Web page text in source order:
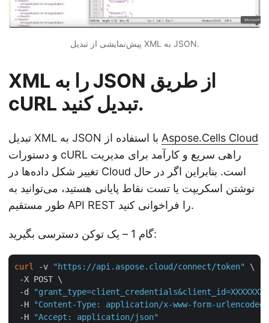
پیش‌نمایشی از تبدیل XML به JSON.
XML را به JSON از طریق
cURL تبدیل کنید.
Aspose.Cells Cloud
و دستورات cURL راهی سریع و کارآمد برای مدیریت
تغییر شکل داده‌ها در Cloud است. بنابراین اگر در حال
نوشتن اسکریپت یا تست نقاط پایانی هستید، می‌توانید به
طور مستقیم API REST را فراخوانی کنید.
گام 1 – یک توکن دسترسی بگیرید:
curl -v "https://api.aspose.cloud/connect/token"
\
-X POST \
-d
"grant_type=client_credentials&client_id=XXXXXXX-
-H
"Content-Type: application/x-www-form-urlencoded"
-H
"Accept: application/json"